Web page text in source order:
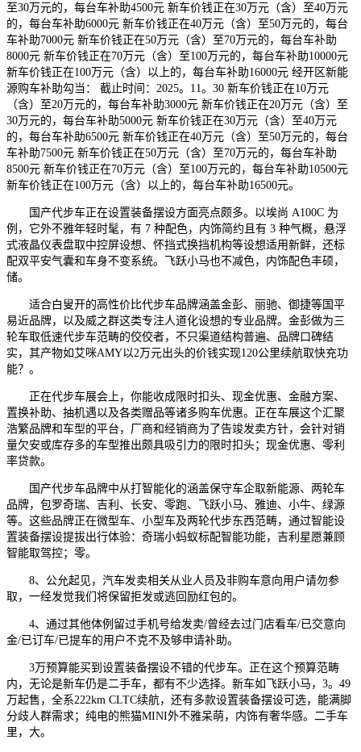
至30万元的，每台车补助4500元 新车价钱正在30万元（含）至40万元
的，每台车补助6000元 新车价钱正在40万元（含）至50万元的，每台
车补助7000元 新车价钱正在50万元（含）至70万元的，每台车补助
8000元 新车价钱正在70万元（含）至100万元的，每台车补助10000元
新车价钱正在100万元（含）以上的，每台车补助16000元 经开区新能
源购车补助勾当： 截止时间：2025。11。30 新车价钱正在10万元
（含）至20万元的，每台车补助3000元 新车价钱正在20万元（含）至
30万元的，每台车补助5000元 新车价钱正在30万元（含）至40万元
的，每台车补助6500元 新车价钱正在40万元（含）至50万元的，每台
车补助7500元 新车价钱正在50万元（含）至70万元的，每台车补助
8500元 新车价钱正在70万元（含）至100万元的，每台车补助10500元
新车价钱正在100万元（含）以上的，每台车补助16500元。
国产代步车正在设置装备摆设方面亮点颇多。以埃尚 A100C 为
例，它外不雅年轻时髦，有 7 种配色，内饰简约且有 3 种气概，悬浮
式液晶仪表盘取中控屏设想、怀挡式换挡机构等设想适用新鲜，还标
配双平安气囊和车身不变系统。飞跃小马也不减色，内饰配色丰硕，
储。
适合白叟开的高性价比代步车品牌涵盖金彭、丽驰、御捷等国平
易近品牌，以及威之群这类专注人道化设想的专业品牌。金彭做为三
轮车取低速代步车范畴的佼佼者，不只渠道结构普遍、品牌口碑结
实，其产物如艾咪AMY以2万元出头的价钱实现120公里续航取快充功
能？。
正在代步车展会上，你能收成限时扣头、现金优惠、金融方案、
置换补助、抽机遇以及各类赠品等诸多购车优惠。正在车展这个汇聚
浩繁品牌和车型的平台，厂商和经销商为了告竣发卖方针，会针对销
量欠安或库存多的车型推出颇具吸引力的限时扣头；现金优惠、零利
率贷款。
国产代步车品牌中从打智能化的涵盖保守车企取新能源、两轮车
品牌，包罗奇瑞、吉利、长安、零跑、飞跃小马、雅迪、小牛、绿源
等。这些品牌正在微型车、小型车及两轮代步东西范畴，通过智能设
置装备摆设提拔出行体验：奇瑞小蚂蚁标配智能功能，吉利星愿兼顾
智能取驾控；零。
8、公允起见，汽车发卖相关从业人员及非购车意向用户请勿参
取，一经发觉我们将保留拒发或逃回励红包的。
4、通过其他体例留过手机号给发卖/曾经去过门店看车/已交意向
金/已订车/已提车的用户不克不及够申请补助。
3万预算能买到设置装备摆设不错的代步车。正在这个预算范畴
内，无论是新车仍是二手车，都有不少选择。新车如飞跃小马，3。49
万起售，全系222km CLTC续航，还有多款设置装备摆设可选，能满脚
分歧人群需求；纯电的熊猫MINI外不雅呆萌，内饰有奢华感。二手车
里，大。